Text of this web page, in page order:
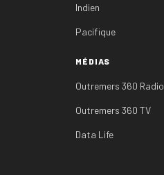
Indien
Pacifique
MÉDIAS
Outremers 360 Radio
Outremers 360 TV
Data Life